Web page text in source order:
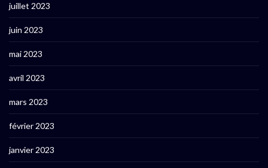
juillet 2023
juin 2023
mai 2023
avril 2023
mars 2023
février 2023
janvier 2023